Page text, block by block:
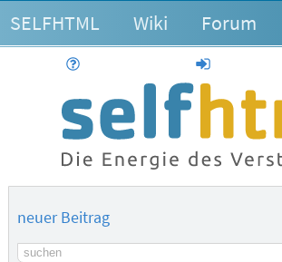
SELFHTML Wiki Forum
anmelden
neuer Beitrag
Suchbegriff